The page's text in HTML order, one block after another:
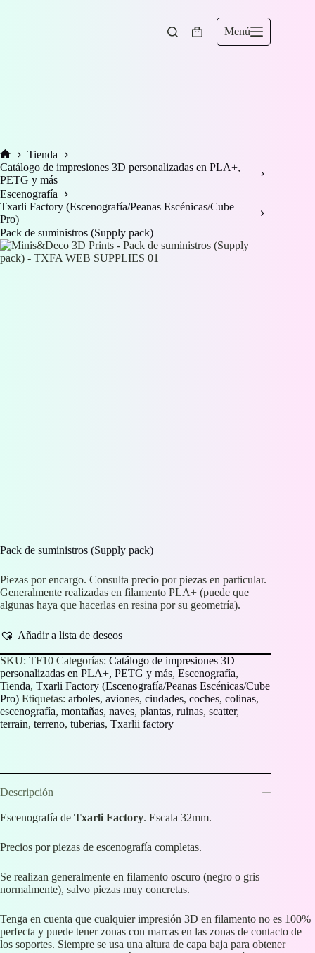
Carro
Menú
Inicio
Tienda
Catálogo de impresiones 3D personalizadas en PLA+,
PETG y más
Escenografía
Txarli Factory (Escenografía/Peanas Escénicas/Cube
Pro)
Pack de suministros (Supply pack)
Pack de suministros (Supply pack)
Piezas por encargo. Consulta precio por piezas en particular.
Generalmente realizadas en filamento PLA+ (puede que
algunas haya que hacerlas en resina por su geometría).
Añadir a lista de deseos
SKU: TF10 Categorías: Catálogo de impresiones 3D
personalizadas en PLA+, PETG y más, Escenografía,
Tienda, Txarli Factory (Escenografía/Peanas Escénicas/Cube
Pro) Etiquetas: arboles, aviones, ciudades, coches, colinas,
escenografía, montañas, naves, plantas, ruinas, scatter,
terrain, terreno, tuberias, Txarlii factory
Descripción
Escenografía de Txarli Factory. Escala 32mm.
Precios por piezas de escenografía completas.
Se realizan generalmente en filamento oscuro (negro o gris
normalmente), salvo piezas muy concretas.
Tenga en cuenta que cualquier impresión 3D en filamento no es 100%
perfecta y puede tener zonas con marcas en las zonas de contacto de
los soportes. Siempre se usa una altura de capa baja para obtener